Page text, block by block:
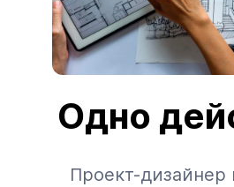
Одно
Проект-